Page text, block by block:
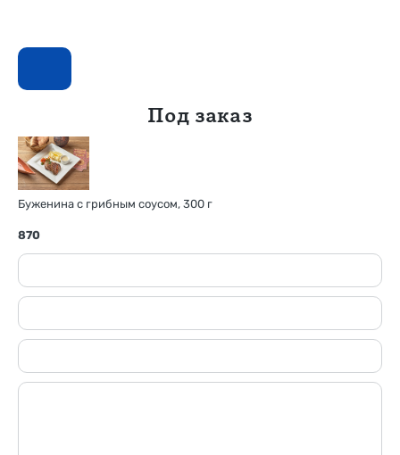
Под заказ
Буженина с грибным соусом, 300 г
870